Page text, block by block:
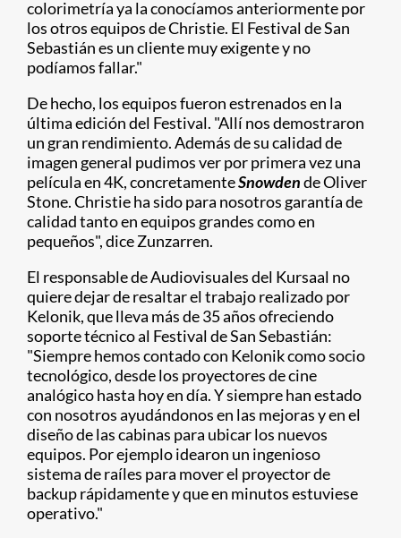
colorimetría ya la conocíamos anteriormente por
los otros equipos de Christie. El Festival de San
Sebastián es un cliente muy exigente y no
podíamos fallar."
De hecho, los equipos fueron estrenados en la
última edición del Festival. "Allí nos demostraron
un gran rendimiento. Además de su calidad de
imagen general pudimos ver por primera vez una
película en 4K, concretamenteSnowdende Oliver
Stone. Christie ha sido para nosotros garantía de
calidad tanto en equipos grandes como en
pequeños", dice Zunzarren.
El responsable de Audiovisuales del Kursaal no
quiere dejar de resaltar el trabajo realizado por
Kelonik, que lleva más de 35 años ofreciendo
soporte técnico al Festival de San Sebastián:
"Siempre hemos contado con Kelonik como socio
tecnológico, desde los proyectores de cine
analógico hasta hoy en día. Y siempre han estado
con nosotros ayudándonos en las mejoras y en el
diseño de las cabinas para ubicar los nuevos
equipos. Por ejemplo idearon un ingenioso
sistema de raíles para mover el proyector de
backup rápidamente y que en minutos estuviese
operativo."